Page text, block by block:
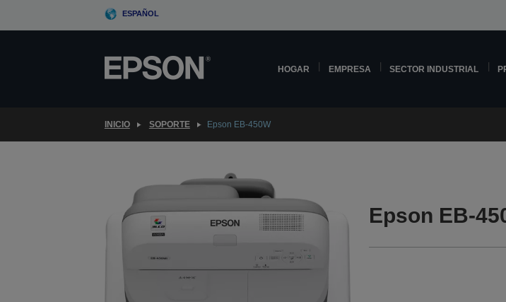
ESPAÑOL
HOGAR EMPRESA SECTOR INDUSTRIAL
INICIO SOPORTE Epson EB-450W
Epson EB-